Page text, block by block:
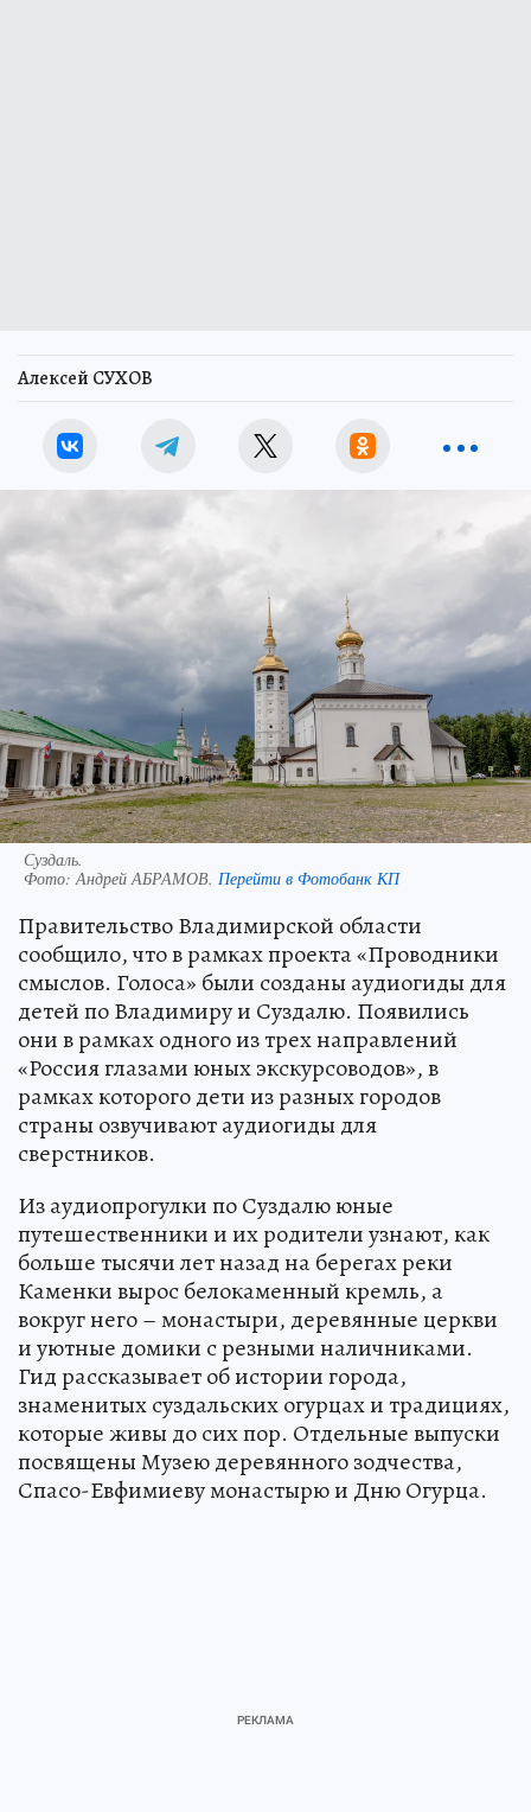
Алексей СУХОВ
Суздаль.
Фото: Андрей АБРАМОВ. Перейти в Фотобанк КП
Правительство Владимирской области
сообщило, что в рамках проекта «Проводники
смыслов. Голоса» были созданы аудиогиды для
детей по Владимиру и Суздалю. Появились
они в рамках одного из трех направлений
«Россия глазами юных экскурсоводов», в
рамках которого дети из разных городов
страны озвучивают аудиогиды для
сверстников.
Из аудиопрогулки по Суздалю юные
путешественники и их родители узнают, как
больше тысячи лет назад на берегах реки
Каменки вырос белокаменный кремль, а
вокруг него – монастыри, деревянные церкви
и уютные домики с резными наличниками.
Гид рассказывает об истории города,
знаменитых суздальских огурцах и традициях,
которые живы до сих пор. Отдельные выпуски
посвящены Музею деревянного зодчества,
Спасо-Евфимиеву монастырю и Дню Огурца.